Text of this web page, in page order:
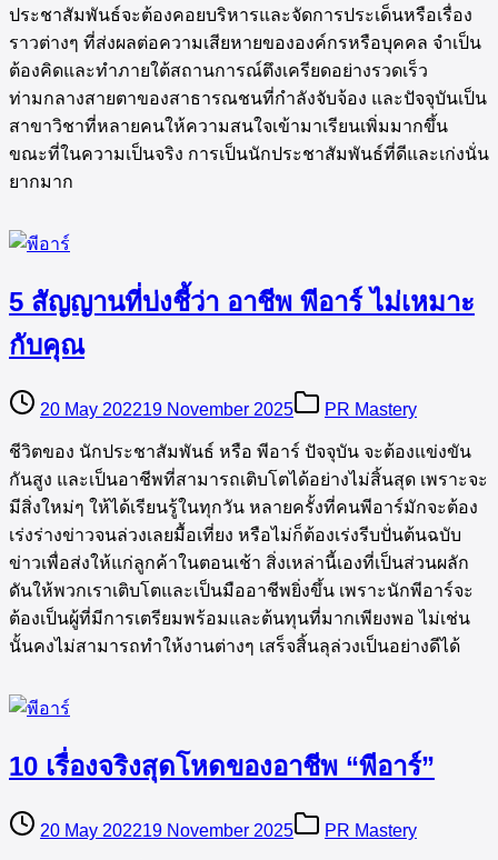
ประชาสัมพันธ์จะต้องคอยบริหารและจัดการประเด็นหรือเรื่อง
ราวต่างๆ ที่ส่งผลต่อความเสียหายขององค์กรหรือบุคคล จำเป็น
ต้องคิดและทำภายใต้สถานการณ์ตึงเครียดอย่างรวดเร็ว
ท่ามกลางสายตาของสาธารณชนที่กำลังจับจ้อง และปัจจุบันเป็น
สาขาวิชาที่หลายคนให้ความสนใจเข้ามาเรียนเพิ่มมากขึ้น
ขณะที่ในความเป็นจริง การเป็นนักประชาสัมพันธ์ที่ดีและเก่งนั่น
ยากมาก
5 สัญญานที่บ่งชี้ว่า อาชีพ พีอาร์ ไม่เหมาะ
กับคุณ
20 May 202219 November 2025 PR Mastery
ชีวิตของ นักประชาสัมพันธ์ หรือ พีอาร์ ปัจจุบัน จะต้องแข่งขัน
กันสูง และเป็นอาชีพที่สามารถเติบโตได้อย่างไม่สิ้นสุด เพราะจะ
มีสิ่งใหม่ๆ ให้ได้เรียนรู้ในทุกวัน หลายครั้งที่คนพีอาร์มักจะต้อง
เร่งร่างข่าวจนล่วงเลยมื้อเที่ยง หรือไม่ก็ต้องเร่งรีบปั่นต้นฉบับ
ข่าวเพื่อส่งให้แก่ลูกค้าในตอนเช้า สิ่งเหล่านี้เองที่เป็นส่วนผลัก
ดันให้พวกเราเติบโตและเป็นมืออาชีพยิ่งขึ้น เพราะนักพีอาร์จะ
ต้องเป็นผู้ที่มีการเตรียมพร้อมและต้นทุนที่มากเพียงพอ ไม่เช่น
นั้นคงไม่สามารถทำให้งานต่างๆ เสร็จสิ้นลุล่วงเป็นอย่างดีได้
10 เรื่องจริงสุดโหดของอาชีพ “พีอาร์”
20 May 202219 November 2025 PR Mastery